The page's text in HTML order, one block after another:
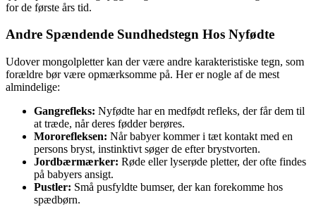
for de første års tid.
Andre Spændende Sundhedstegn Hos Nyfødte
Udover mongolpletter kan der være andre karakteristiske tegn, som
forældre bør være opmærksomme på. Her er nogle af de mest
almindelige:
Gangrefleks: Nyfødte har en medfødt refleks, der får dem til
at træde, når deres fødder berøres.
Mororefleksen: Når babyer kommer i tæt kontakt med en
persons bryst, instinktivt søger de efter brystvorten.
Jordbærmærker: Røde eller lyserøde pletter, der ofte findes
på babyers ansigt.
Pustler: Små pusfyldte bumser, der kan forekomme hos
spædbørn.